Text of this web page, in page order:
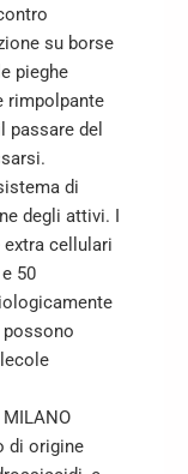
su borse
pieghe
rimpolpante
del
di
degli attivi. I
cellulari
50
possono
di origine